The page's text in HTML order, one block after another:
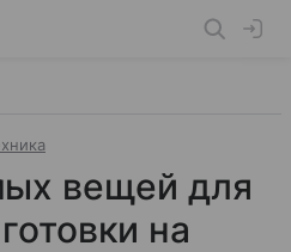
вещей для
на